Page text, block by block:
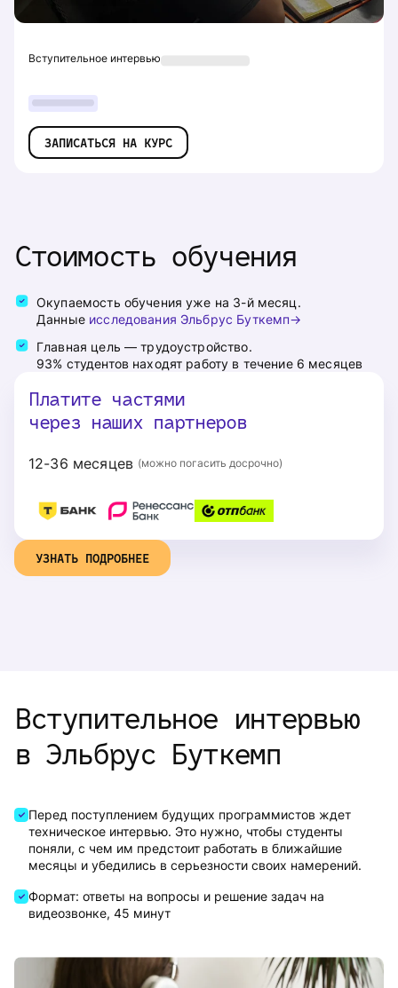
Вступительное интервью
ЗАПИСАТЬСЯ НА КУРС
Стоимость обучения
Окупаемость обучения уже на 3-й месяц.
Данные исследования Эльбрус Буткемп
Главная цель — трудоустройство.
93% студентов находят работу в течение 6 месяцев
Платите частями
через наших партнеров
12-36 месяцев (можно погасить досрочно)
УЗНАТЬ ПОДРОБНЕЕ
Вступительное интервью
в Эльбрус Буткемп
Перед поступлением будущих программистов ждет
техническое интервью. Это нужно, чтобы студенты
поняли, с чем им предстоит работать в ближайшие
месяцы и убедились в серьезности своих намерений.
Формат: ответы на вопросы и решение задач на
видеозвонке, 45 минут